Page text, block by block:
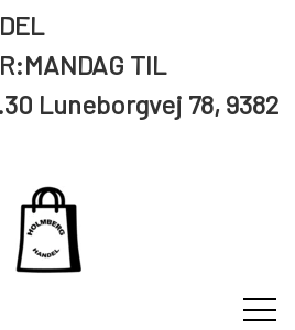
TIL
Luneborgvej 78, 9382